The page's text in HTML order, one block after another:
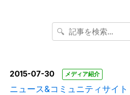
🔍
2015-07-30 メディア紹介
ニュース&コミュニティサイ